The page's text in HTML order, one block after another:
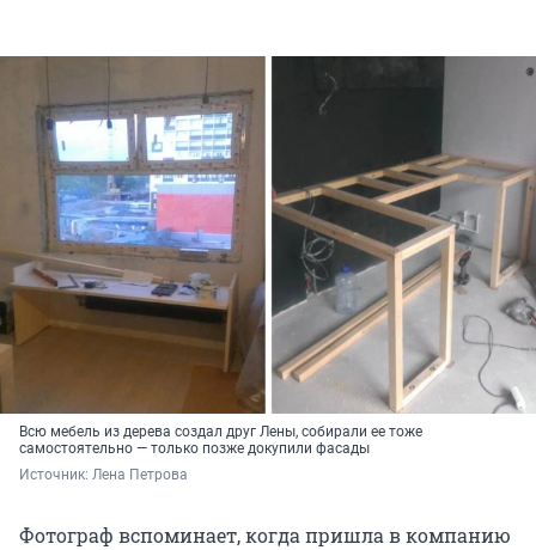
Всю мебель из дерева создал друг Лены, собирали ее тоже
самостоятельно — только позже докупили фасады
Источник: Лена Петрова
Фотограф вспоминает, когда пришла в компанию